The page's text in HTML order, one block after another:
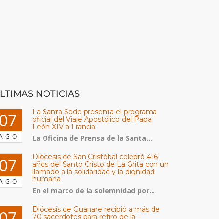
NOTICIAS
La Santa Sede presenta el programa
oficial del Viaje Apostólico del Papa
León XIV a Francia
La Oficina de Prensa de la Santa...
Diócesis de San Cristóbal celebró 416
años del Santo Cristo de La Grita con un
llamado a la solidaridad y la dignidad
humana
En el marco de la solemnidad por...
Diócesis de Guanare recibió a más de
70 sacerdotes para retiro de la